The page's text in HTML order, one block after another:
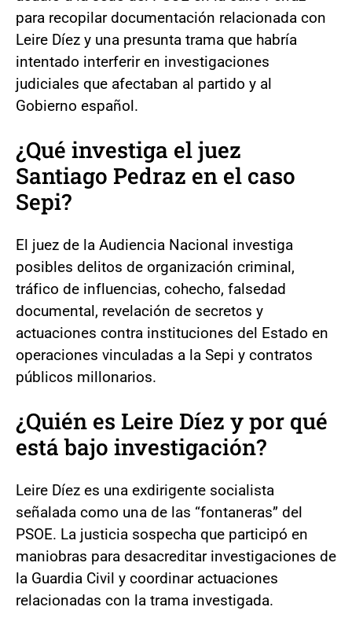
para recopilar documentación relacionada con
Leire Díez y una presunta trama que habría
intentado interferir en investigaciones
judiciales que afectaban al partido y al
Gobierno español.
¿Qué investiga el juez
Santiago Pedraz en el caso
Sepi?
El juez de la Audiencia Nacional investiga
posibles delitos de organización criminal,
tráfico de influencias, cohecho, falsedad
documental, revelación de secretos y
actuaciones contra instituciones del Estado en
operaciones vinculadas a la Sepi y contratos
públicos millonarios.
¿Quién es Leire Díez y por qué
está bajo investigación?
Leire Díez es una exdirigente socialista
señalada como una de las “fontaneras” del
PSOE. La justicia sospecha que participó en
maniobras para desacreditar investigaciones de
la Guardia Civil y coordinar actuaciones
relacionadas con la trama investigada.